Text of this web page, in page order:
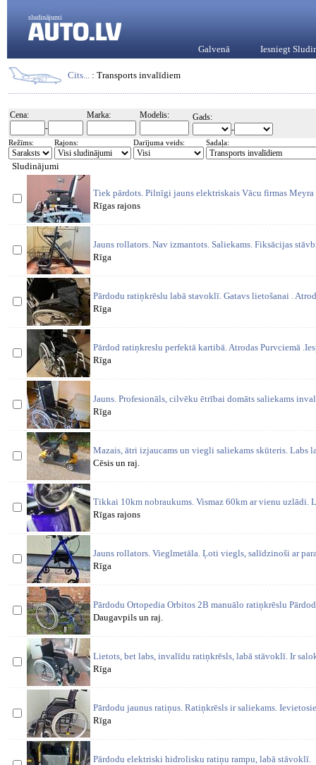
sludinājumi
Galvenā Iesniegt
Cits... : Transports invalīdiem
Cena:
-
Marka: Modelis:
Gads:
-
Režīms: Rajons: Darījuma veids: Sadaļa:
Sludinājumi
Tiek pārdots. Pilnīgi jauns elektriskais Vācu firmas Meyra
Rīgas rajons
Jauns rollators. Nav izmantots. Saliekams. Fiksācijas
Rīga
Pārdodu ratiņkrēslu labā stavoklī. Gatavs lietošanai .
Rīga
Pārdod ratiņkreslu perfektā kartibā. Atrodas Purvciemā
Rīga
Jauns. Profesionāls, cilvēku ētrībai domāts saliekams
Rīga
Mazais, ātri izjaucams un viegli saliekams skūteris. Labs
Cēsis un raj.
Tikkai 10km nobraukums. Vismaz 60km ar vienu uzlādi.
Rīgas rajons
Jauns rollators. Vieglmetāla. Ļoti viegls, salīdzinoši ar
Rīga
Pārdodu Ortopedia Orbitos 2B manuālo ratiņkrēslu
Daugavpils un raj.
Lietots, bet labs, invalīdu ratiņkrēsls, labā stāvoklī. Ir
Rīga
Pārdodu jaunus ratiņus. Ratiņkrēsls ir saliekams.
Rīga
Pārdodu elektriski hidrolisku ratiņu rampu, labā stāvoklī.